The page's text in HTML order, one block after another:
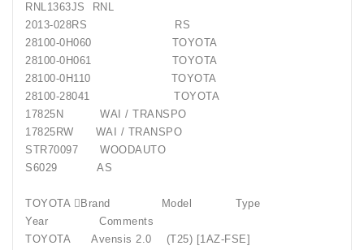
RNL1363JS RNL
2013-028RS RS
28100-0H060 TOYOTA
28100-0H061 TOYOTA
28100-0H110 TOYOTA
28100-28041 TOYOTA
17825N WAI / TRANSPO
17825RW WAI / TRANSPO
STR70097 WOODAUTO
S6029 AS
TOYOTA Brand Model Type
Year Comments
TOYOTA Avensis 2.0 (T25) [1AZ-FSE]